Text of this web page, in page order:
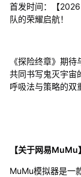
首发时间：【
队的荣耀启航！
《探险终章》期
共同书写鬼灭宇宙
呼吸法与策略的双
【关于网易MuMu】
MuMu模拟器是一